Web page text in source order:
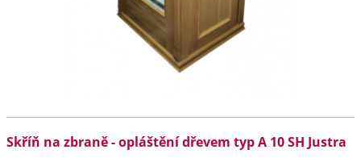
Skříň na zbraně - opláštění dřevem typ A 10 SH Justra